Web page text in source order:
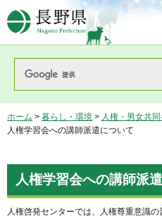
長野県Nagano
ホーム > 暮らし・環境 > 人権・男女共
人権学習会への講師派遣について
人権学習会への講師派
人権啓発センターでは、人権尊重意識